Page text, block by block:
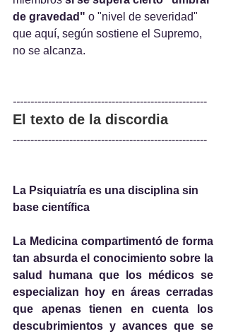
de gravedad" o "nivel de severidad"
que aquí, según sostiene el Supremo,
no se alcanza.
-------------------------------------------------------
El texto de la discordia
-------------------------------------------------------
La Psiquiatría es una disciplina sin
base científica
La Medicina compartimentó de forma
tan absurda el conocimiento sobre la
salud humana que los médicos se
especializan hoy en áreas cerradas
que apenas tienen en cuenta los
descubrimientos y avances que se